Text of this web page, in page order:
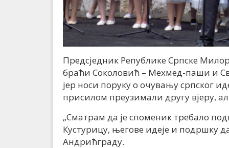
Предсједник Републике Српске
браћи Соколовић – Мехмед-паши и
јер носи поруку о очувању српског
присилом преузимали другу вјеру,
„Сматрам да је споменик требало
Кустурицу, његове идеје и подршку
Андрићграду.